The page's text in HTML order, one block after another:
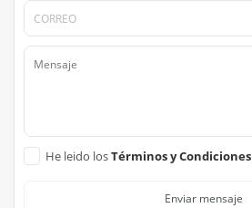
He leido losTérminos y Condiciones
Enviar mensaje